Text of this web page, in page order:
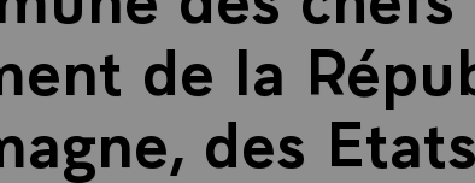
de la
des